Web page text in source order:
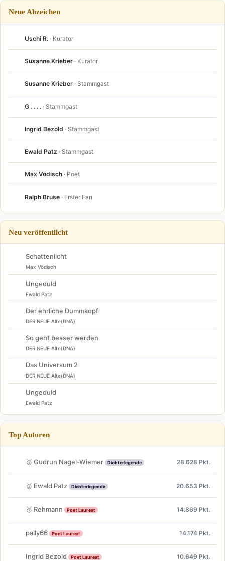
Neue Abzeichen
Uschi R. · Kurator
Susanne Krieber · Kurator
Susanne Krieber · Stammgast
G . . . . · Stammgast
Ingrid Bezold · Stammgast
Ewald Patz · Stammgast
Max Vödisch · Poet
Ralph Bruse · Erster Fan
Neu veröffentlicht
Schattenlicht
Max Vödisch
Ungeduld
Ewald Patz
Der ehrliche Dummkopf
DER NEUE Alte(DNA)
So geht besser werden
DER NEUE Alte(DNA)
Das Universum 2
DER NEUE Alte(DNA)
Ungeduld
Ewald Patz
Top Autoren
🥇 Gudrun Nagel-Wiemer Dichterlegende 28.628 Pkt.
🥈 Ewald Patz Dichterlegende 20.653 Pkt.
🥉 Rehmann Poet Laureat 14.869 Pkt.
pally66 Poet Laureat 14.174 Pkt.
Ingrid Bezold Poet Laureat 10.649 Pkt.